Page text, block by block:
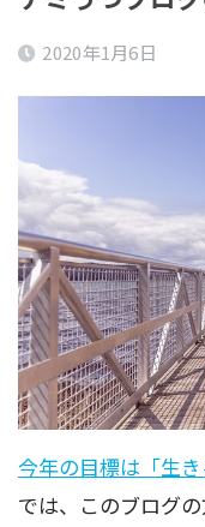
2020年1月6日
今年の目標は「生き
では、このブログ